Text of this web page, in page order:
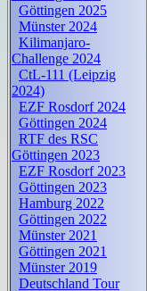
Göttingen 2025
Münster 2024
Kilimanjaro-
Challenge 2024
CtL-111 (Leipzig
2024)
EZF Rosdorf 2024
Göttingen 2024
RTF des RSC
Göttingen 2023
EZF Rosdorf 2023
Göttingen 2023
Hamburg 2022
Göttingen 2022
Münster 2021
Göttingen 2021
Münster 2019
Deutschland Tour